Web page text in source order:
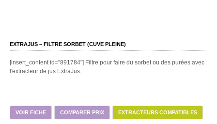
EXTRAJUS – FILTRE SORBET (CUVE PLEINE)
[insert_content id="891784"] Filtre pour faire du sorbet ou des purées avec
l'extracteur de jus ExtraJus.
VOIR FICHE COMPARER PRIX EXTRACTEURS COMPATIBLES